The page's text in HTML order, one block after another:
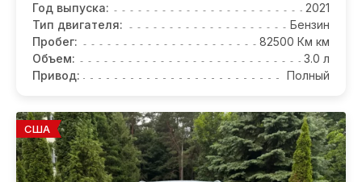
Год выпуска:
2021
Тип двигателя:
Бензин
Пробег:
82500 Км км
Объем:
3.0 л
Привод:
Полный
США